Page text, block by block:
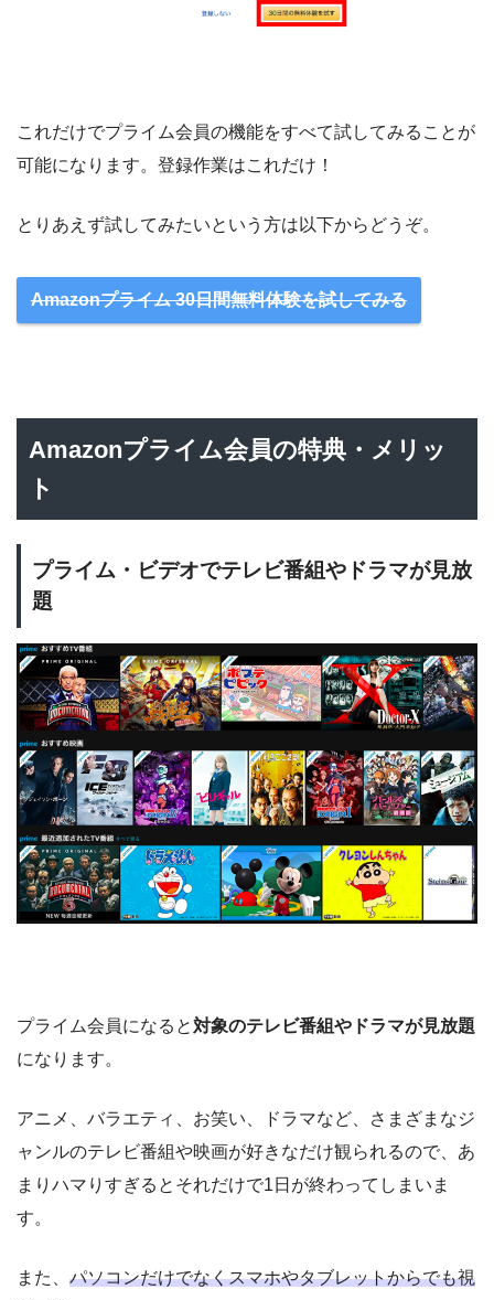
これだけでプライム会員の機能をすべて試してみることが
可能になります。登録作業はこれだけ！
とりあえず試してみたいという方は以下からどうぞ。
Amazonプライム 30日間無料体験を試してみる
Amazonプライム会員の特典・メリッ
ト
プライム・ビデオでテレビ番組やドラマが見放
題
プライム会員になると対象のテレビ番組やドラマが見放題
になります。
アニメ、バラエティ、お笑い、ドラマなど、さまざまなジ
ャンルのテレビ番組や映画が好きなだけ観られるので、あ
まりハマりすぎるとそれだけで1日が終わってしまいま
す。
また、 パソコンだけでなくスマホやタブレットからでも視